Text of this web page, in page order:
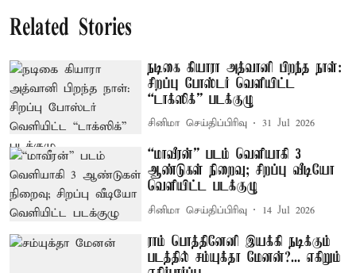
Related Stories
நடிகை கியாரா அத்வானி பிறந்த நாள்:
சிறப்பு போஸ்டர் வெளியிட்ட
“டாக்ஸிக்” படக்குழு
சினிமா செய்திப்பிரிவு 31 Jul 2026
“மாவீரன்” படம் வெளியாகி 3
ஆண்டுகள் நிறைவு; சிறப்பு வீடியோ
வெளியிட்ட படக்குழு
சினிமா செய்திப்பிரிவு 14 Jul 2026
ராம் பொத்தினேனி இயக்கி நடிக்கும்
படத்தில் சம்யுக்தா மேனன்?... எகிறும்